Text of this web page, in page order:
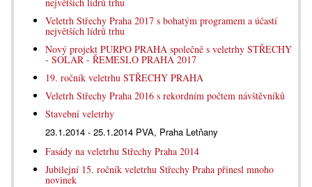
Veletrh Střechy Praha 2017 s bohatým programem a účastí
největších lídrů trhu
Nový projekt PURPO PRAHA společně s veletrhy STŘECHY
- SOLAR - ŘEMESLO PRAHA 2017
19. ročník veletrhu STŘECHY PRAHA
Veletrh Střechy Praha 2016 s rekordním počtem návštěvníků
Stavební veletrhy
23.1.2014 - 25.1.2014 PVA, Praha Letňany
Fasády na veletrhu Střechy Praha 2014
Jubilejní 15. ročník veletrhu Střechy Praha přinesl mnoho
novinek